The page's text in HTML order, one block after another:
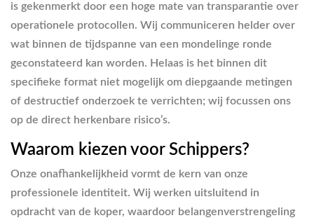
is gekenmerkt door een hoge mate van transparantie over
operationele protocollen. Wij communiceren helder over
wat binnen de tijdspanne van een mondelinge ronde
geconstateerd kan worden. Helaas is het binnen dit
specifieke format niet mogelijk om diepgaande metingen
of destructief onderzoek te verrichten; wij focussen ons
op de direct herkenbare risico’s.
Waarom kiezen voor Schippers?
Onze onafhankelijkheid vormt de kern van onze
professionele identiteit. Wij werken uitsluitend in
opdracht van de koper, waardoor belangenverstrengeling